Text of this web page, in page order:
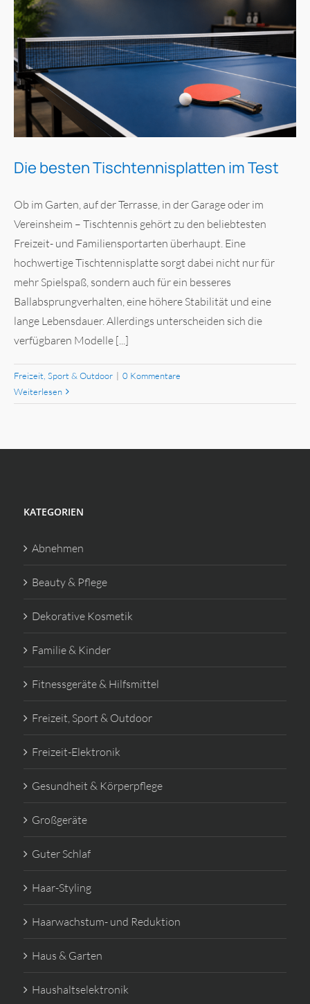
Die besten Tischtennisplatten im Test
Ob im Garten, auf der Terrasse, in der Garage oder im
Vereinsheim – Tischtennis gehört zu den beliebtesten
Freizeit- und Familiensportarten überhaupt. Eine
hochwertige Tischtennisplatte sorgt dabei nicht nur für
mehr Spielspaß, sondern auch für ein besseres
Ballabsprungverhalten, eine höhere Stabilität und eine
lange Lebensdauer. Allerdings unterscheiden sich die
verfügbaren Modelle [...]
Freizeit, Sport & Outdoor | 0 Kommentare
Weiterlesen
KATEGORIEN
Abnehmen
Beauty & Pflege
Dekorative Kosmetik
Familie & Kinder
Fitnessgeräte & Hilfsmittel
Freizeit, Sport & Outdoor
Freizeit-Elektronik
Gesundheit & Körperpflege
Großgeräte
Guter Schlaf
Haar-Styling
Haarwachstum- und Reduktion
Haus & Garten
Haushaltselektronik